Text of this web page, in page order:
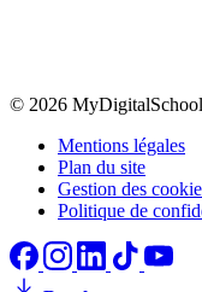
© 2026 MyDigitalSchool
Mentions légales
Plan du site
Gestion des
Politique de